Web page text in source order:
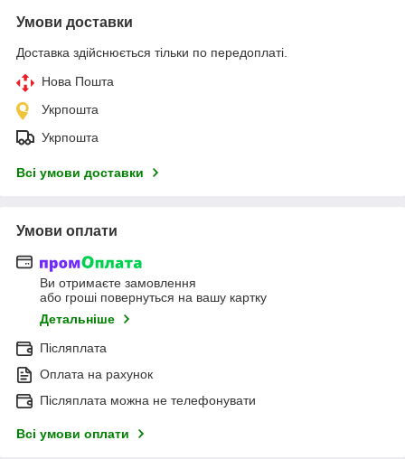
Умови доставки
Доставка здійснюється тільки по передоплаті.
Нова Пошта
Укрпошта
Укрпошта
Всі умови доставки
Умови оплати
Ви отримаєте замовлення
або гроші повернуться на вашу картку
Детальніше
Післяплата
Оплата на рахунок
Післяплата можна не телефонувати
Всі умови оплати